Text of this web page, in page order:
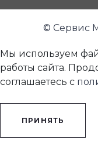
© Сервис
Мы используем
работы сайта.
соглашаетесь с
ПРИНЯТЬ